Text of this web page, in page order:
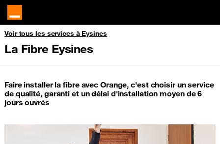
Voir tous les services à Eysines
La Fibre Eysines
Faire installer la fibre avec Orange, c'est choisir un service
de qualité, garanti et un délai d'installation moyen de 6
jours ouvrés